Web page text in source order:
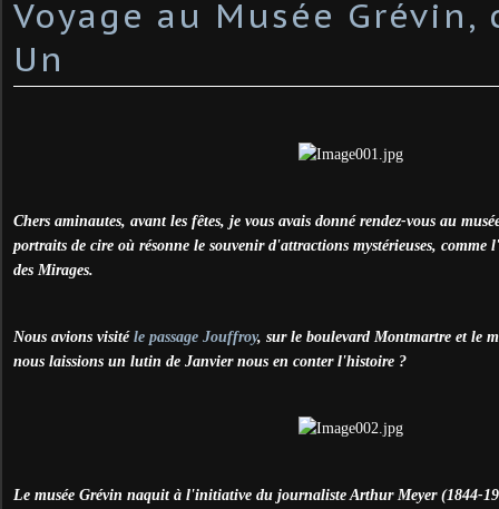
Voyage au Musée
Un
Chers aminautes, avant les fêtes, je vous avais donné rendez-vous au
portraits de cire où résonne le souvenir d'attractions mystérieuses, comme
des Mirages.
Nous avions visité le passage Jouffroy, sur le boulevard Montmartre et le
nous laissions un lutin de Janvier nous en conter l'histoire ?
Le musée Grévin naquit à l'initiative du journaliste Arthur Meyer (1844-